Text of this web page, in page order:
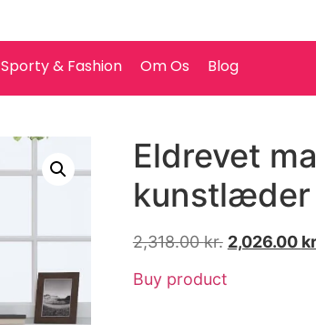
Sporty & Fashion Om Os Blog
Eldrevet
kunstlæder
2,318.00kr. 2,026.00
Buy product